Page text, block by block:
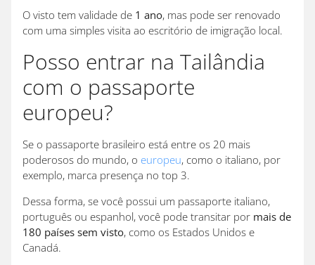
O visto tem validade de 1 ano, mas pode ser renovado
com uma simples visita ao escritório de imigração local.
Posso entrar na Tailândia
com o passaporte
europeu?
Se o passaporte brasileiro está entre os 20 mais
poderosos do mundo, o europeu, como o italiano, por
exemplo, marca presença no top 3.
Dessa forma, se você possui um passaporte italiano,
português ou espanhol, você pode transitar por mais de
180 países sem visto, como os Estados Unidos e
Canadá.